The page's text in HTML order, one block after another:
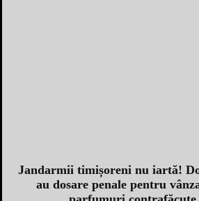
Jandarmii timișoreni nu iartă!
au dosare penale pentru